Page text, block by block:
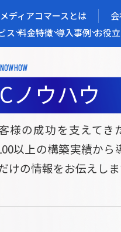
メディアコマースとは
ス 料金特徴 導入事例 お役
実現する
サイト構築 BtoB
れる理由 開発力/支
導入企業インタビュー
お役立ち資料
ノウハウ
様の成功を支えてき
以上の構築実績から
けの情報をお伝えしま